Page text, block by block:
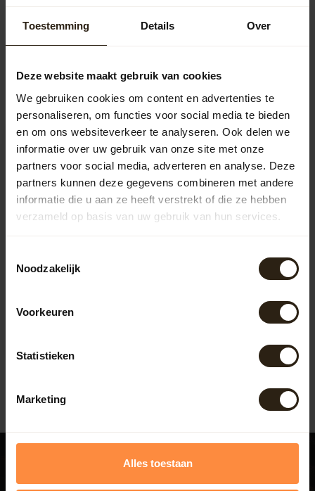
Toestemming Details Over
Deze website maakt gebruik van cookies
We gebruiken cookies om content en advertenties te
personaliseren, om functies voor social media te bieden
en om ons websiteverkeer te analyseren. Ook delen we
informatie over uw gebruik van onze site met onze
partners voor social media, adverteren en analyse. Deze
partners kunnen deze gegevens combineren met andere
informatie die u aan ze heeft verstrekt of die ze hebben
verzameld op basis van uw gebruik van hun services.
Noodzakelijk
Voorkeuren
Statistieken
Marketing
Alles toestaan
info@barrelatelier.nl
038 - 3760185 . We helpen je graag!
Recent bekeken
Luxe ronde badkuip
badkuip. Gemaakt van
1.695,00